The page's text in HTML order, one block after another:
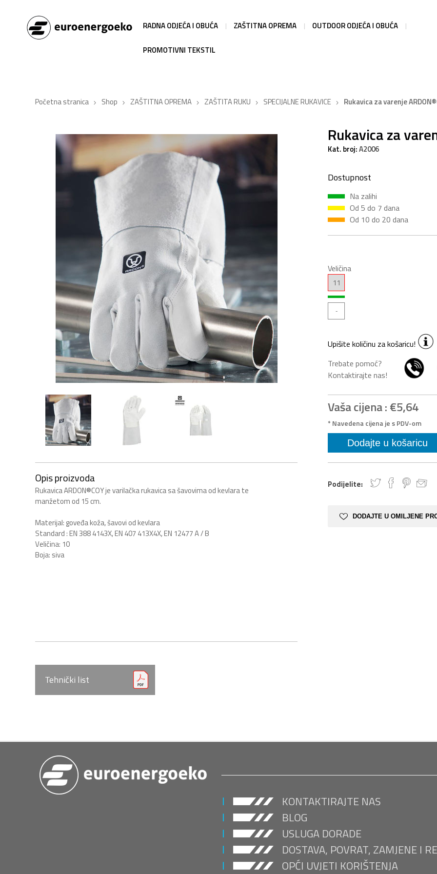
RADNA ODJEĆA I OBUĆA ZAŠTITNA OPREMA OUTDOOR ODJEĆA I OBUĆA
PROMOTIVNI TEKSTIL
Početna stranica Shop ZAŠTITNA OPREMA ZAŠTITA RUKU SPECIJALNE RUKAVICE Rukavica za varenje
Opis proizvoda
Rukavica ARDON®COY je varilačka rukavica sa šavovima od kevlara te
manžetom od 15 cm.
Materijal: goveđa koža, šavovi od kevlara
Standard : EN 388 4143X, EN 407 413X4X, EN 12477 A / B
Veličina: 10
Boja: siva
Tehnički list
Rukavica za
Kat. broj:A2006
Dostupnost
Na zalihi
Od 5 do 7 dana
Od 10 do 20 dana
Veličina
11
Upišite količinu za košaricu!
Trebate pomoć?
Kontaktirajte nas!
Vaša cijena :€5,64
* Navedena cijena je s PDV-om
Podijelite:
DODAJTE U OMILJENE
KONTAKTIRAJTE NAS
BLOG
USLUGA DORADE
DOSTAVA, POVRAT, ZAMJENE I
OPĆI UVJETI KORIŠTENJA